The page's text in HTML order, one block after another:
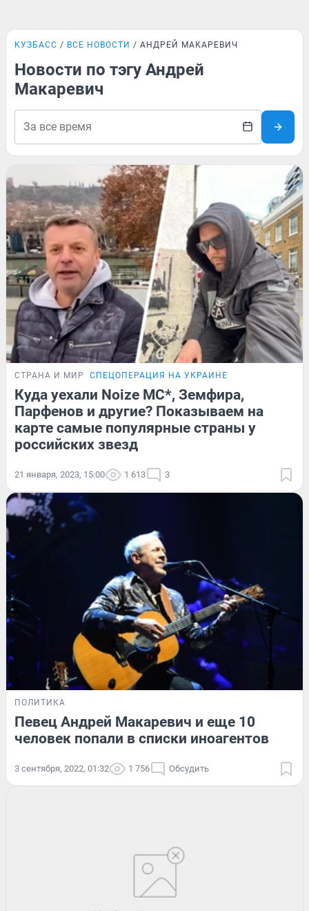
КУЗБАСС ВСЕ НОВОСТИ АНДРЕЙ МАКАРЕВИЧ
Новости по тэгу Андрей
Макаревич
СТРАНА И МИР СПЕЦОПЕРАЦИЯ НА УКРАИНЕ
Куда уехали Noize MC*, Земфира,
Парфенов и другие? Показываем на
карте самые популярные страны у
российских звезд
21 января, 2023, 15:00 1 613 3
ПОЛИТИКА
Певец Андрей Макаревич и еще 10
человек попали в списки иноагентов
3 сентября, 2022, 01:32 1 756 Обсудить